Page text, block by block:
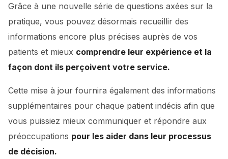
Grâce à une nouvelle série de questions axées sur la
pratique, vous pouvez désormais recueillir des
informations encore plus précises auprès de vos
patients et mieux comprendre leur expérience et la
façon dont ils perçoivent votre service.
Cette mise à jour fournira également des informations
supplémentaires pour chaque patient indécis afin que
vous puissiez mieux communiquer et répondre aux
préoccupations pour les aider dans leur processus
de décision.